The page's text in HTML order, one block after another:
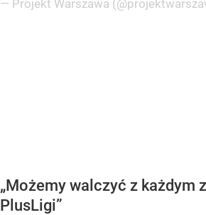
— Projekt Warszawa
„Możemy walczyć z każdym
PlusLigi”